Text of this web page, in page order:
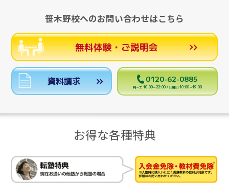
笹木野校へのお問い合わせはこちら
無料体験・ご説明会
資料請求 0120-62-0885
月～土 10:00～22:00 / 日曜日 10:00～19:00
お得な各種特典